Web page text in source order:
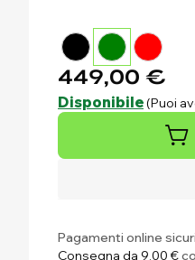
449,00 €
Disponibile(Puoi
Auto elettriche per